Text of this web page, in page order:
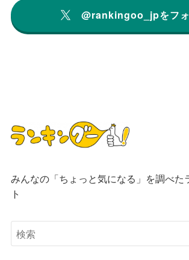
@rankingoo_jpをフ
みんなの「ちょっと気になる」を調べた
ト